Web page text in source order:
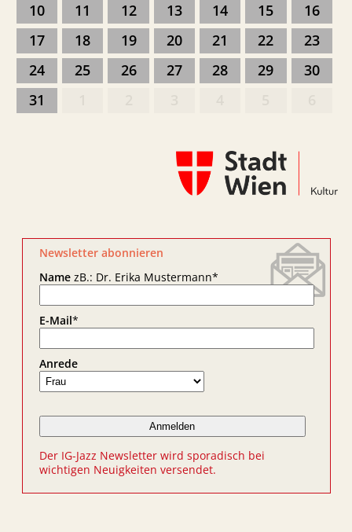
10
11 12 13 14 15
16
17
18 19 20 21 22
23
24
25 26 27 28 29
30
31
Newsletter abonnieren
NamezB.: Dr. Erika Mustermann*
E-Mail*
Anrede
Der IG-Jazz Newsletter wird sporadisch bei
wichtigen Neuigkeiten versendet.